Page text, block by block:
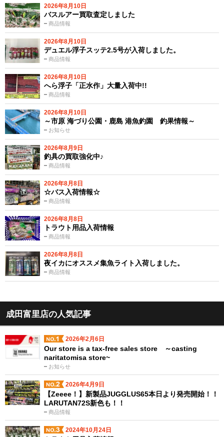
2026年8月10日
商品情報
バスルアー買取査定しました
2026年8月10日
商品情報
デュエル浮子スッテ2.5号が入荷しました。
2026年8月10日
商品情報
へら浮子「正水作」大量入荷中!!
2026年8月10日
お知らせ
～市原 海づり公園・鹿島 港魚釣園 釣果情報～
2026年8月9日
商品情報
釣具の買取強化中♪
2026年8月8日
商品情報
☆バス入荷情報☆
2026年8月8日
商品情報
トラウト用品入荷情報
2026年8月8日
商品情報
夜イカにオススメ集魚ライト入荷しました。
成田富里店の人気記事
2026年2月6日
お知らせ
Our store is a tax-free sales store ～casting
naritatomisa store~
2026年4月9日
商品情報
【Zeeee！】新製品JUGGLUS65本日より発売開始！！
LARUTAN72S新色も！！
2024年10月24日